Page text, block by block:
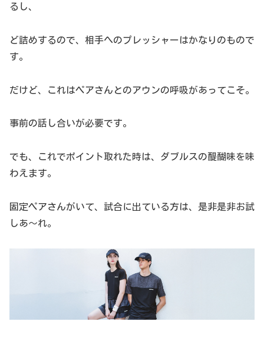
るし、
ど詰めするので、相手へのプレッシャーはかなりのもので
す。
だけど、これはペアさんとのアウンの呼吸があってこそ。
事前の話し合いが必要です。
でも、これでポイント取れた時は、ダブルスの醍醐味を味
わえます。
固定ペアさんがいて、試合に出ている方は、是非是非お試
しあ〜れ。